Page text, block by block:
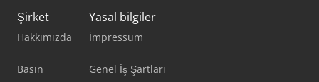
Şirket
Hakkımızda
Basın
Yasal bilgiler
İmpressum
Genel İş Şartları